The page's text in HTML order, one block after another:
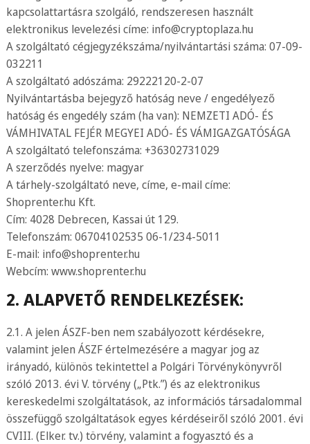
kapcsolattartásra szolgáló, rendszeresen használt
elektronikus levelezési címe: info@cryptoplaza.hu
A szolgáltató cégjegyzékszáma/nyilvántartási száma: 07-09-
032211
A szolgáltató adószáma: 29222120-2-07
Nyilvántartásba bejegyző hatóság neve / engedélyező
hatóság és engedély szám (ha van): NEMZETI ADÓ- ÉS
VÁMHIVATAL FEJÉR MEGYEI ADÓ- ÉS VÁMIGAZGATÓSÁGA
A szolgáltató telefonszáma: +36302731029
A szerződés nyelve: magyar
A tárhely-szolgáltató neve, címe, e-mail címe:
Shoprenter.hu Kft.
Cím: 4028 Debrecen, Kassai út 129.
Telefonszám: 06704102535 06-1/234-5011
E-mail: info@shoprenter.hu
Webcím: www.shoprenter.hu
2. ALAPVETŐ RENDELKEZÉSEK:
2.1. A jelen ÁSZF-ben nem szabályozott kérdésekre,
valamint jelen ÁSZF értelmezésére a magyar jog az
irányadó, különös tekintettel a Polgári Törvénykönyvről
szóló 2013. évi V. törvény („Ptk.”) és az elektronikus
kereskedelmi szolgáltatások, az információs társadalommal
összefüggő szolgáltatások egyes kérdéseiről szóló 2001. évi
CVIII. (Elker. tv.) törvény, valamint a fogyasztó és a